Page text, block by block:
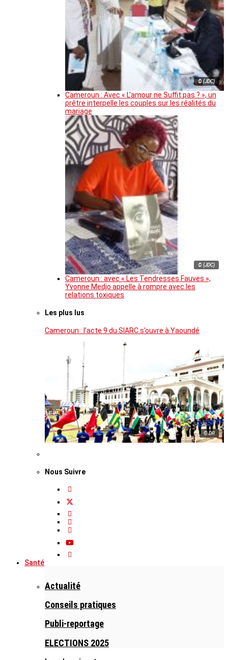
© (JDC)
Cameroun : Avec « L’amour ne Suffit pas ? », un
prêtre interpelle les couples sur les réalités du
mariage
© (JDC)
Cameroun : avec « Les Tendresses Fauves »,
Yvonne Medjo appelle à rompre avec les
relations toxiques
Les plus lus
Cameroun : l’acte 9 du SIARC s’ouvre à Yaoundé
© DR
Nous Suivre
Santé
Actualité
Conseils pratiques
Publi-reportage
ELECTIONS 2025